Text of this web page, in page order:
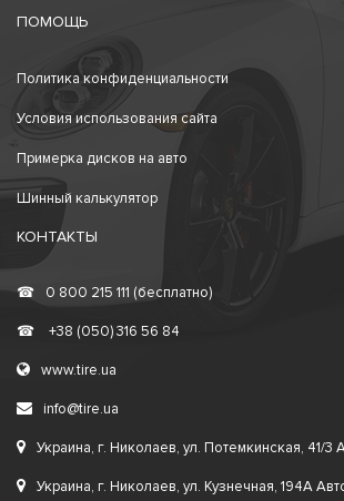
ПОМОЩЬ
Политика конфиденциальности
Условия использования сайта
Примерка дисков на авто
Шинный калькулятор
КОНТАКТЫ
☎ 0 800 215 111 (бесплатно)
☎ +38 (050) 316 56 84
www.tire.ua
info@tire.ua
Украина, г. Николаев, ул. Потемкинская, 41/3
Украина, г. Николаев, ул. Кузнечная, 194А